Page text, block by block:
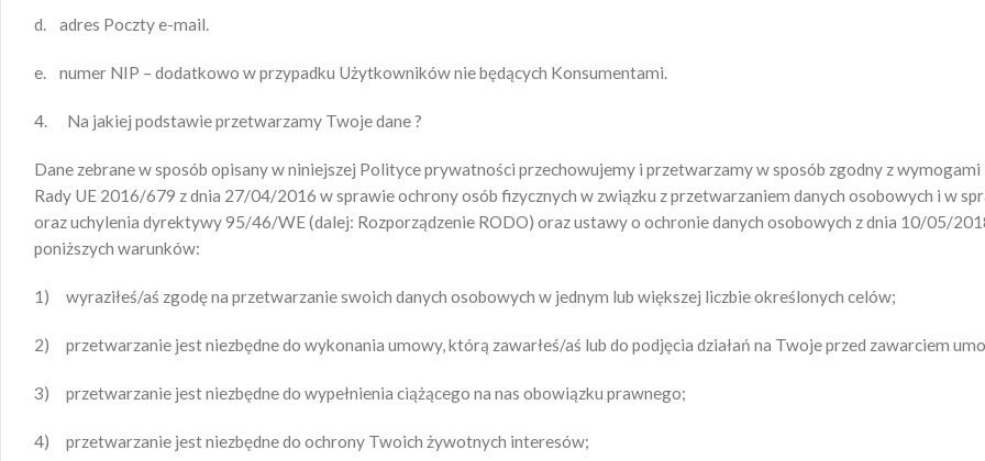
d. adres Poczty e-mail.
e. numer NIP – dodatkowo w przypadku Użytkowników nie będących Konsumentami.
4. Na jakiej podstawie przetwarzamy Twoje dane ?
Dane zebrane w sposób opisany w niniejszej Polityce prywatności przechowujemy i przetwarzamy w sposób zgodny z
Rady UE 2016/679 z dnia 27/04/2016 w sprawie ochrony osób fizycznych w związku z przetwarzaniem danych osobowych i w
oraz uchylenia dyrektywy 95/46/WE (dalej: Rozporządzenie RODO) oraz ustawy o ochronie danych osobowych z dnia 10/05/
poniższych warunków:
1) wyraziłeś/aś zgodę na przetwarzanie swoich danych osobowych w jednym lub większej liczbie określonych celów;
2) przetwarzanie jest niezbędne do wykonania umowy, którą zawarłeś/aś lub do podjęcia działań na Twoje przed zawarciem
3) przetwarzanie jest niezbędne do wypełnienia ciążącego na nas obowiązku prawnego;
4) przetwarzanie jest niezbędne do ochrony Twoich żywotnych interesów;